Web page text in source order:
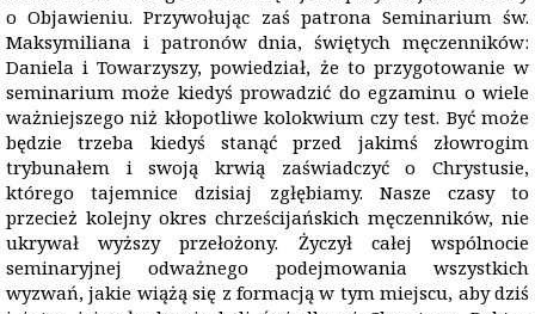
o Objawieniu. Przywołując zaś patrona Seminarium św.
Maksymiliana i patronów dnia, świętych męczenników:
Daniela i Towarzyszy, powiedział, że to przygotowanie w
seminarium może kiedyś prowadzić do egzaminu o wiele
ważniejszego niż kłopotliwe kolokwium czy test. Być może
będzie trzeba kiedyś stanąć przed jakimś złowrogim
trybunałem i swoją krwią zaświadczyć o Chrystusie,
którego tajemnice dzisiaj zgłębiamy. Nasze czasy to
przecież kolejny okres chrześcijańskich męczenników, nie
ukrywał wyższy przełożony. Życzył całej wspólnocie
seminaryjnej odważnego podejmowania wszystkich
wyzwań, jakie wiążą się z formacją w tym miejscu, aby dziś